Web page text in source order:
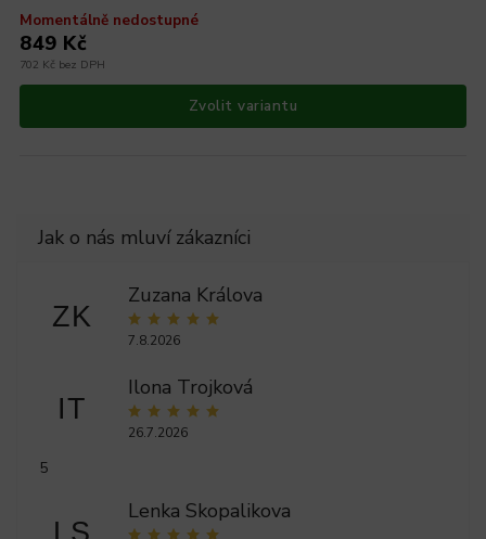
Momentálně nedostupné
702 Kč bez DPH
849 Kč
Zvolit variantu
ZK
Zuzana Králova
7.8.2026
IT
Ilona Trojková
26.7.2026
5
LS
Lenka Skopalikova